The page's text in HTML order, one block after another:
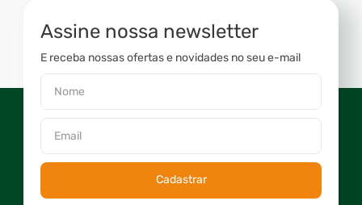
Assine nossa newsletter
E receba nossas ofertas e novidades no seu e-mail
Cadastrar